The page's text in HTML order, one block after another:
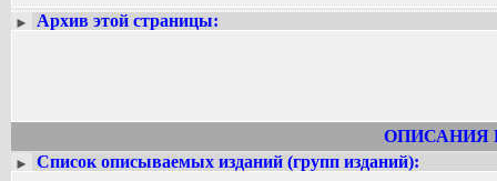
печати.
Макс Майн написал более 20 книг
прозаические книги писателя
Много работал Макс Майн и как
произведения А. Пушкина, М.
► Архив этой страницы:
ОПИСАНИЯ
► Список описываемых изданий (групп изданий):